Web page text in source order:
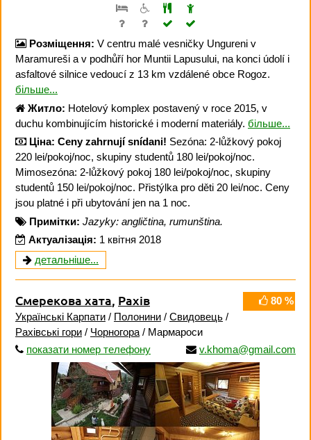
Розміщення: V centru malé vesničky Ungureni v
Maramureši a v podhůří hor Muntii Lapusului, na konci údolí i
asfaltové silnice vedoucí z 13 km vzdálené obce Rogoz.
більше...
Житло: Hotelový komplex postavený v roce 2015, v
duchu kombinujícím historické i moderní materiály. більше...
Ціна: Ceny zahrnují snídani! Sezóna: 2-lůžkový pokoj
220 lei/pokoj/noc, skupiny studentů 180 lei/pokoj/noc.
Mimosezóna: 2-lůžkový pokoj 180 lei/pokoj/noc, skupiny
studentů 150 lei/pokoj/noc. Přistýlka pro děti 20 lei/noc. Ceny
jsou platné i při ubytování jen na 1 noc.
Примітки: Jazyky: angličtina, rumunština.
Актуалізація: 1 квітня 2018
детальніше...
80 %
Смерекова хата, Рахів
Українські Карпати / Полонини / Свидовець /
Рахівські гори / Чорногора / Мармароси
показати номер телефону
v.khoma@gmail.com